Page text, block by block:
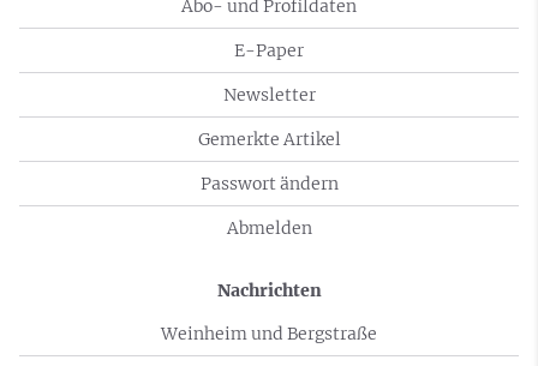
Abo- und Profildaten
E-Paper
Newsletter
Gemerkte Artikel
Passwort ändern
Abmelden
Nachrichten
Weinheim und Bergstraße